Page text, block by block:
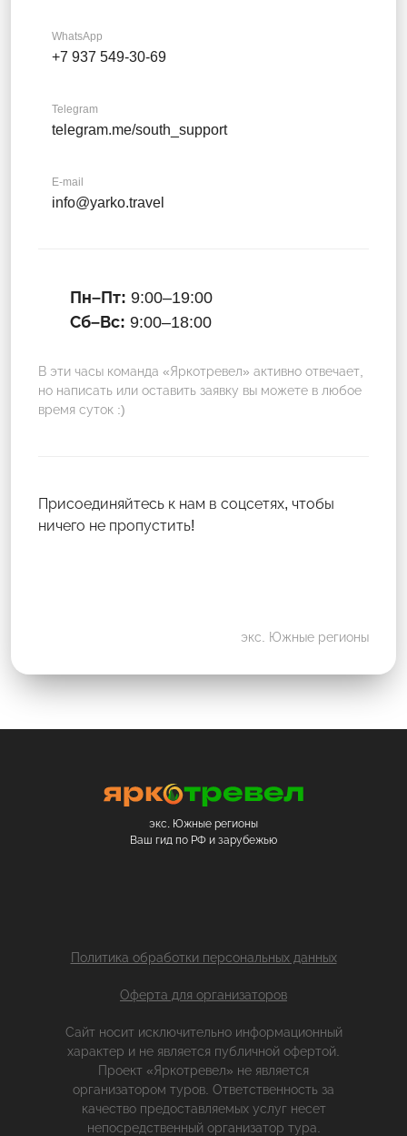
WhatsApp
+7 937 549-30-69
Telegram
telegram.me/south_support
E-mail
info@yarko.travel
Пн–Пт: 9:00–19:00
Сб–Вс: 9:00–18:00
В эти часы команда «Яркотревел» активно отвечает,
но написать или оставить заявку вы можете в любое
время суток :)
Присоединяйтесь к нам в соцсетях, чтобы
ничего не пропустить!
экс. Южные регионы
экс. Южные регионы
Ваш гид по РФ и зарубежью
Политика обработки персональных данных
Оферта для организаторов
Сайт носит исключительно информационный
характер и не является публичной офертой.
Проект «Яркотревел» не является
организатором туров. Ответственность за
качество предоставляемых услуг несет
непосредственный организатор тура.